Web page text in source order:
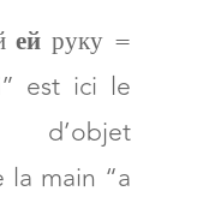
ей руку =
est ici le
d’objet
la main “a